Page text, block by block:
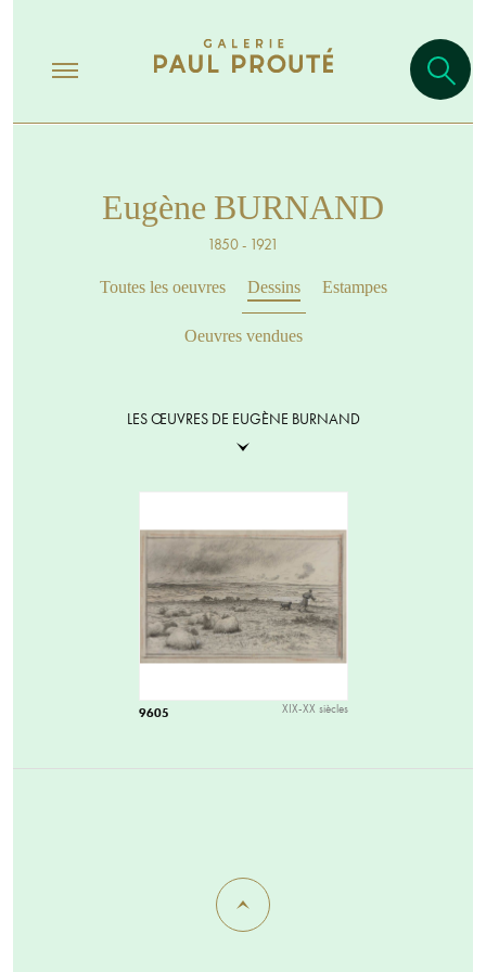
Eugène BURNAND
1850 - 1921
Toutes les oeuvres Dessins Estampes
Oeuvres vendues
LES ŒUVRES DE EUGÈNE BURNAND
9605 XIX-XX siècles